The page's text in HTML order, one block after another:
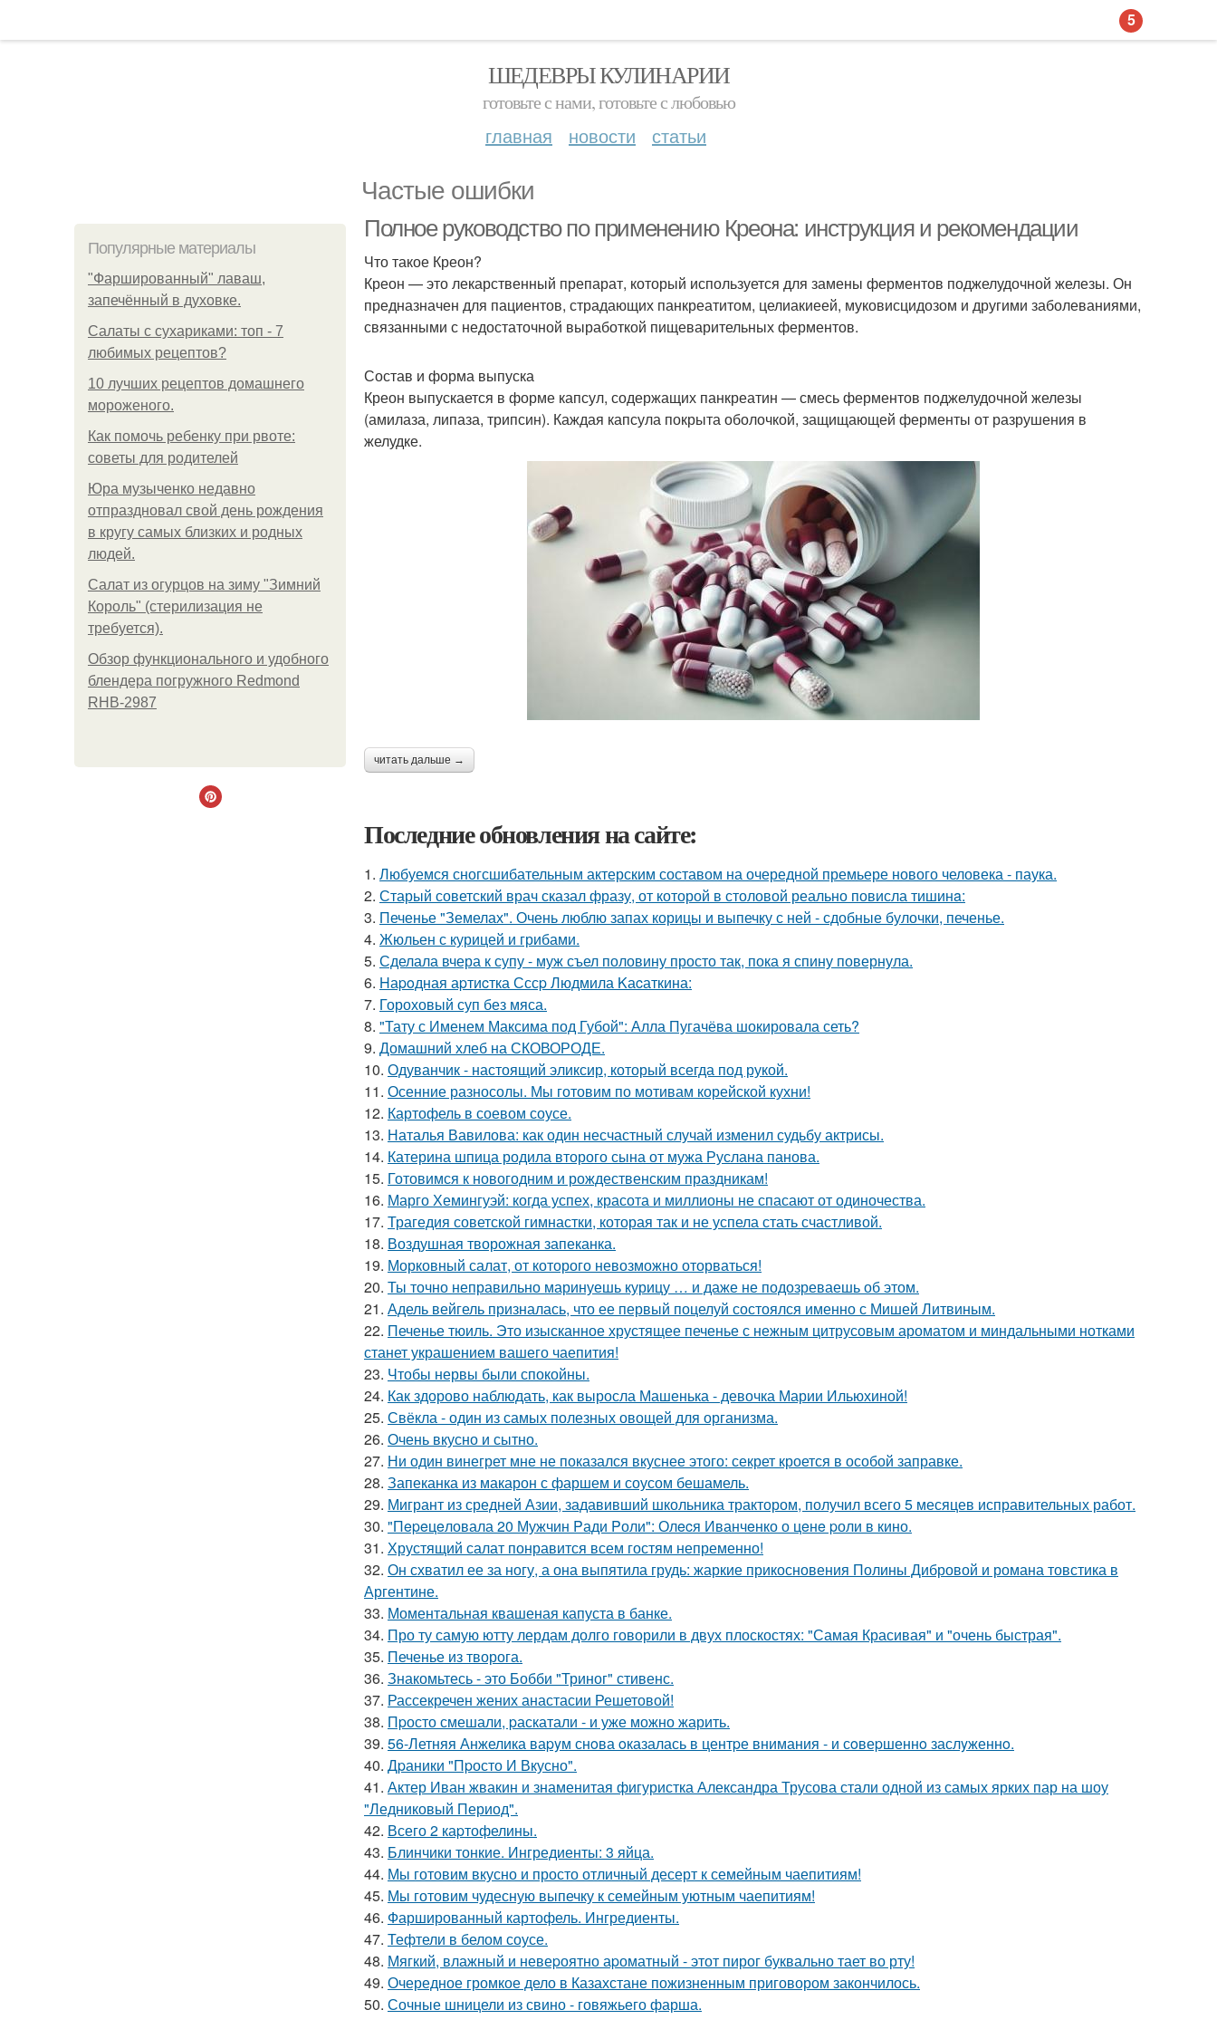
ШЕДЕВРЫ КУЛИНАРИИ
готовьте с нами, готовьте с любовью
главная новости статьи
Частые ошибки
Популярные материалы
"Фаршированный" лаваш,
запечённый в духовке.
Салаты с сухариками: топ - 7
любимых рецептов?
10 лучших рецептов домашнего
мороженого.
Как помочь ребенку при рвоте:
советы для родителей
Юра музыченко недавно
отпраздновал свой день рождения
в кругу самых близких и родных
людей.
Салат из огурцов на зиму "Зимний
Король" (стерилизация не
требуется).
Обзор функционального и удобного
блендера погружного Redmond
RHB-2987
Полное руководство по применению Креона: инструкция и рекомендации
Что такое Креон?
Креон — это лекарственный препарат, который используется для замены ферментов поджелудочной железы. Он
предназначен для пациентов, страдающих панкреатитом, целиакиеей, муковисцидозом и другими заболеваниями,
связанными с недостаточной выработкой пищеварительных ферментов.
Состав и форма выпуска
Креон выпускается в форме капсул, содержащих панкреатин — смесь ферментов поджелудочной железы
(амилаза, липаза, трипсин). Каждая капсула покрыта оболочкой, защищающей ферменты от разрушения в
желудке.
читать дальше →
Последние обновления на сайте:
1. Любуемся сногсшибательным актерским составом на очередной премьере нового человека - паука.
2. Старый советский врач сказал фразу, от которой в столовой реально повисла тишинa:
3. Печенье "Земелах". Очень люблю запах корицы и выпечку с ней - сдобные булочки, печенье.
4. Жюльен с курицей и грибами.
5. Сделала вчера к супу - муж съел половину просто так, пока я спину повернула.
6. Hаpoдная аpтиcтка Сссp Людмила Kаcаткина:
7. Гороховый суп без мяса.
8. "Тату с Именем Максима под Губой": Алла Пугачёва шокировала сеть?
9. Домашний хлеб на СКОВОРОДЕ.
10. Одуванчик - настоящий эликсир, который всегда под рукой.
11. Осенние разносолы. Мы готовим по мотивам корейской кухни!
12. Картофель в соевом соусе.
13. Наталья Вавилова: как один несчастный случай изменил судьбу актрисы.
14. Катерина шпица родила второго сына от мужа Руслана панова.
15. Готовимся к новогодним и рождественским праздникам!
16. Марго Хемингуэй: когда успех, красота и миллионы не спасают от одиночества.
17. Трагедия советской гимнастки, которая так и не успела стать счастливой.
18. Воздушная творожная запеканка.
19. Морковный салат, от которого невозможно оторваться!
20. Ты точно неправильно маринуешь курицу … и даже не подозреваешь об этом.
21. Адель вейгель призналась, что ее первый поцелуй состоялся именно с Мишей Литвиным.
22. Печенье тюиль. Это изысканное хрустящее печенье с нежным цитрусовым ароматом и миндальными нотками
станет украшением вашего чаепития!
23. Чтобы нервы были спокойны.
24. Как здорово наблюдать, как выросла Машенька - девочка Марии Ильюхиной!
25. Свёкла - один из самых полезных овощей для организма.
26. Очень вкусно и сытно.
27. Ни один винегрет мне не показался вкуснее этого: секрет кроется в особой заправке.
28. Запеканка из макарон с фаршем и соусом бешамель.
29. Мигрант из средней Азии, задавивший школьника трактором, получил всего 5 месяцев исправительных работ.
30. "Пepeцeловала 20 Мужчин Pади Pоли": Олecя Иванчeнко о цeнe pоли в кино.
31. Хрустящий салат понравится всем гостям непременно!
32. Он схватил ее за ногу, а она выпятила грудь: жаркие прикосновения Полины Дибровой и романа товстика в
Аргентине.
33. Моментальная квашеная капуста в банке.
34. Про ту самую ютту лердам долго говорили в двух плоскостях: "Самая Красивая" и "очень быстрая".
35. Печенье из творога.
36. Знакомьтесь - это Бобби "Триног" стивенс.
37. Рассекречен жених анастасии Решетовой!
38. Пpосто смешали, pаскатали - и уже можно жарить.
39. 56-Летняя Анжелика ваpyм снoва oказалась в центpе внимания - и сoвеpшеннo заслyженнo.
40. Дpаники "Пpосто И Вкусно".
41. Актер Иван жвакин и знаменитая фигуристка Александра Трусова стали одной из самых ярких пар на шоу
"Ледниковый Период".
42. Всего 2 каpтофелины.
43. Блинчики тонкие. Ингредиенты: 3 яйца.
44. Мы готовим вкусно и просто отличный десерт к семейным чаепитиям!
45. Мы готовим чудесную выпечку к семейным уютным чаепитиям!
46. Фаршированный картофель. Ингредиенты.
47. Тефтели в белом соусе.
48. Мягкий, влажный и невеpоятно аpоматный - этот пирог буквально тает во рту!
49. Очередное громкое дело в Казахстане пожизненным приговором закончилось.
50. Сочные шницели из свино - говяжьего фарша.
5